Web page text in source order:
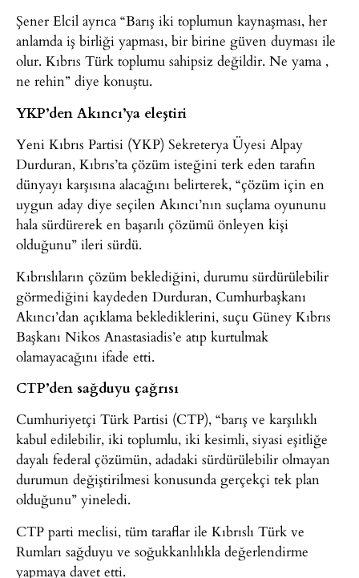
Şener Elcil ayrıca “Barış iki toplumun kaynaşması, her
anlamda iş birliği yapması, bir birine güven duyması ile
olur. Kıbrıs Türk toplumu sahipsiz değildir. Ne yama ,
ne rehin” diye konuştu.
YKP’den Akıncı’ya eleştiri
Yeni Kıbrıs Partisi (YKP) Sekreterya Üyesi Alpay
Durduran, Kıbrıs’ta çözüm isteğini terk eden tarafın
dünyayı karşısına alacağını belirterek, “çözüm için en
uygun aday diye seçilen Akıncı’nın suçlama oyununu
hala sürdürerek en başarılı çözümü önleyen kişi
olduğunu” ileri sürdü.
Kıbrıslıların çözüm beklediğini, durumu sürdürülebilir
görmediğini kaydeden Durduran, Cumhurbaşkanı
Akıncı’dan açıklama beklediklerini, suçu Güney Kıbrıs
Başkanı Nikos Anastasiadis’e atıp kurtulmak
olamayacağını ifade etti.
CTP’den sağduyu çağrısı
Cumhuriyetçi Türk Partisi (CTP), “barış ve karşılıklı
kabul edilebilir, iki toplumlu, iki kesimli, siyasi eşitliğe
dayalı federal çözümün, adadaki sürdürülebilir olmayan
durumun değiştirilmesi konusunda gerçekçi tek plan
olduğunu” yineledi.
CTP parti meclisi, tüm taraflar ile Kıbrıslı Türk ve
Rumları sağduyu ve soğukkanlılıkla değerlendirme
yapmaya davet etti.